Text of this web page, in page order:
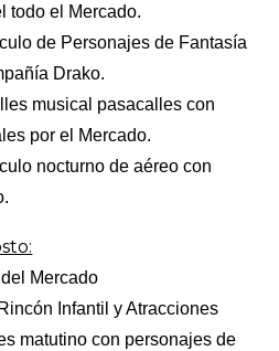
todo el Mercado.
de Personajes de Fantasía
Drako.
musical pasacalles con
por el Mercado.
nocturno de aéreo con
Mercado
Infantil y Atracciones
matutino con personajes de